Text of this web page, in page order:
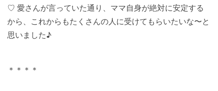
♡ 愛さんが言っていた通り、ママ自身が絶対に安定する
から、これからもたくさんの人に受けてもらいたいな〜と
思いました♪
＊＊＊＊